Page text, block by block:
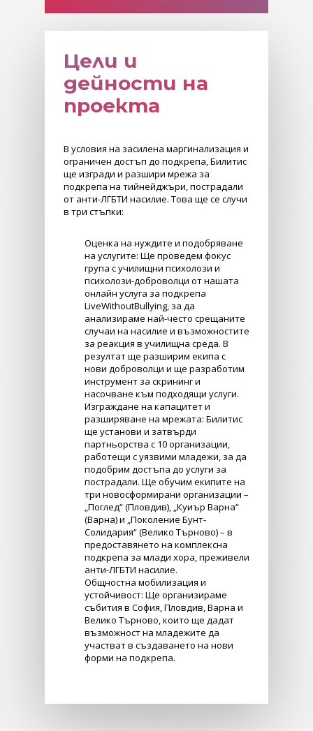
Цели и
дейности на
проекта
В условия на засилена маргинализация и
ограничен достъп до подкрепа, Билитис
ще изгради и разшири мрежа за
подкрепа на тийнейджъри, пострадали
от анти-ЛГБТИ насилие. Това ще се случи
в три стъпки:
Оценка на нуждите и подобряване
на услугите: Ще проведем фокус
група с училищни психолози и
психолози-доброволци от нашата
онлайн услуга за подкрепа
LiveWithoutBullying, за да
анализираме най-често срещаните
случаи на насилие и възможностите
за реакция в училищна среда. В
резултат ще разширим екипа с
нови доброволци и ще разработим
инструмент за скрининг и
насочване към подходящи услуги.
Изграждане на капацитет и
разширяване на мрежата: Билитис
ще установи и затвърди
партньорства с 10 организации,
работещи с уязвими младежи, за да
подобрим достъпа до услуги за
пострадали. Ще обучим екипите на
три новосформирани организации –
„Поглед“ (Пловдив), „Куиър Варна“
(Варна) и „Поколение Бунт-
Солидария“ (Велико Търново) – в
предоставянето на комплексна
подкрепа за млади хора, преживели
анти-ЛГБТИ насилие.
Общностна мобилизация и
устойчивост: Ще организираме
събития в София, Пловдив, Варна и
Велико Търново, които ще дадат
възможност на младежите да
участват в създаването на нови
форми на подкрепа.